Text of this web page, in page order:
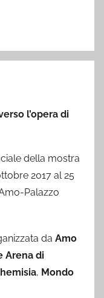
l’opera di
della mostra
2017 al 25
Palazzo
da Amo
Arena di
, Mondo